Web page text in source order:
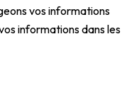
vos informations
informations dans les